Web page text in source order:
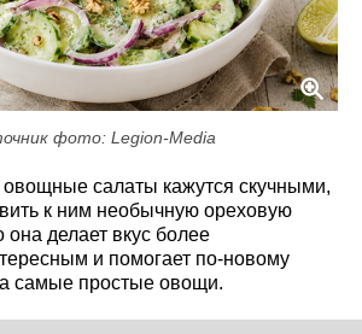
фото: Legion-Media
салаты кажутся скучными,
к ним необычную ореховую
делает вкус более
и помогает по-новому
самые простые овощи.